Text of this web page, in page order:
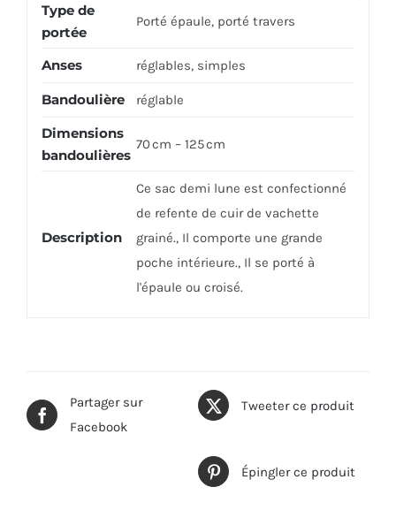
Type de
portée
Porté épaule, porté travers
Anses réglables, simples
Bandoulière réglable
Dimensions
bandoulières
70 cm – 125 cm
Description
Ce sac demi lune est confectionné
de refente de cuir de vachette
grainé., Il comporte une grande
poche intérieure., Il se porté à
l'épaule ou croisé.
Partager sur
Facebook
Tweeter ce produit
Épingler ce produit